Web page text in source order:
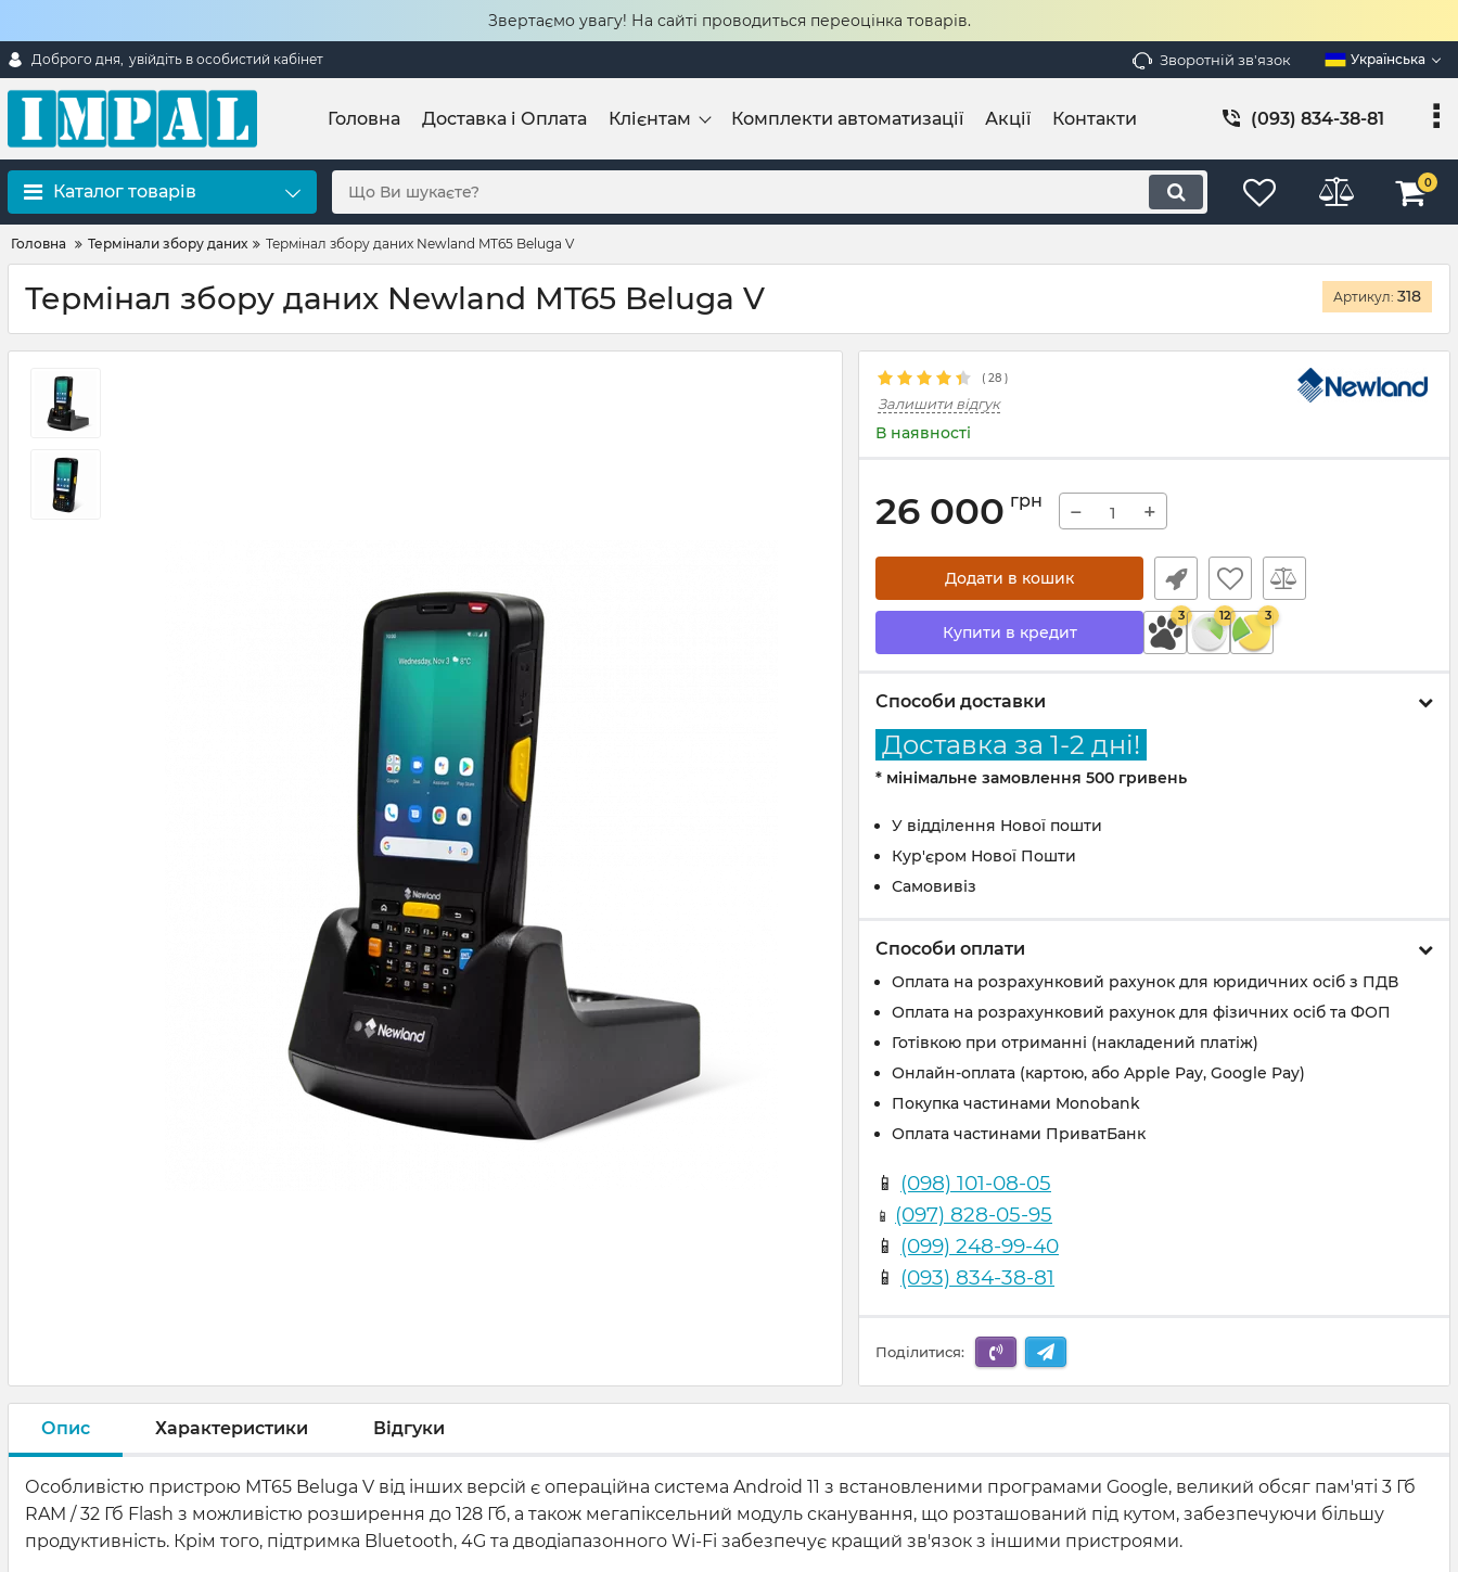
Звертаємо увагу! На сайті проводиться переоцінка товарів.
Доброго дня, увійдіть в особистий кабінет Зворотній зв'язок Українська
Головна Доставка і Оплата Клієнтам Комплекти автоматизації Акції Контакти (093) 834-38-81
Каталог товарів 0
Головна Термінали збору даних Термінал збору даних Newland MT65 Beluga V
Термінал збору даних Newland MT65 Beluga V Артикул: 318
( 28 )
Залишити відгук
В наявності
26 000 грн − +
Додати в кошик
Купити в кредит
3 12 3
Способи доставки
Доставка за 1-2 дні!
* мінімальне замовлення 500 гривень
У відділення Нової пошти
Кур'єром Нової Пошти
Самовивіз
Способи оплати
Оплата на розрахунковий рахунок для юридичних осіб з ПДВ
Оплата на розрахунковий рахунок для фізичних осіб та ФОП
Готівкою при отриманні (накладений платіж)
Онлайн-оплата (картою, або Apple Pay, Google Pay)
Покупка частинами Monobank
Оплата частинами ПриватБанк
📱 (098) 101-08-05
📱
(097) 828-05-95
📱 (099) 248-99-40
📱 (093) 834-38-81
Поділитися:
Опис Характеристики Відгуки
Особливістю пристрою MT65 Beluga V від інших версій є операційна система Android 11 з встановленими програмами Google, великий обсяг пам'яті 3 Гб
RAM / 32 Гб Flash з можливістю розширення до 128 Гб, а також мегапіксельний модуль сканування, що розташований під кутом, забезпечуючи більшу
продуктивність. Крім того, підтримка Bluetooth, 4G та дводіапазонного Wi-Fi забезпечує кращий зв'язок з іншими пристроями.